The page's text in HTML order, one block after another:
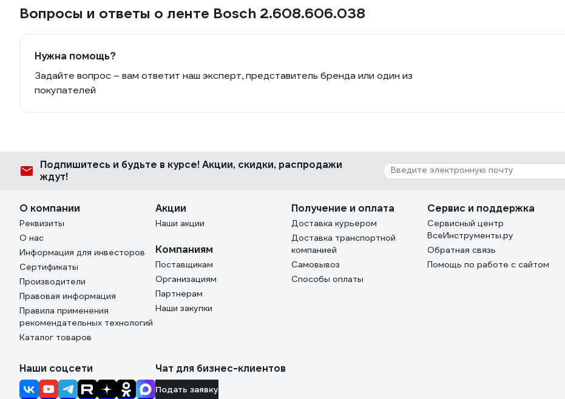
Вопросы и ответы о ленте Bosch 2.608.606.038
Нужна помощь?
Задайте вопрос – вам ответит наш эксперт, представитель бренда или один из
покупателей
Подпишитесь и будьте в курсе! Акции, скидки, распродажи
ждут!
О компании
Реквизиты
О нас
Информация для инвесторов
Сертификаты
Производители
Правовая информация
Правила применения
рекомендательных технологий
Каталог товаров
Акции
Наши акции
Компаниям
Поставщикам
Организациям
Партнерам
Наши закупки
Получение и оплата
Доставка курьером
Доставка транспортной
компанией
Самовывоз
Способы оплаты
Сервис и поддержка
Сервисный центр
ВсеИнструменты.ру
Обратная связь
Помощь по работе с сайтом
Наши соцсети Чат для бизнес-клиентов
Подать заявку